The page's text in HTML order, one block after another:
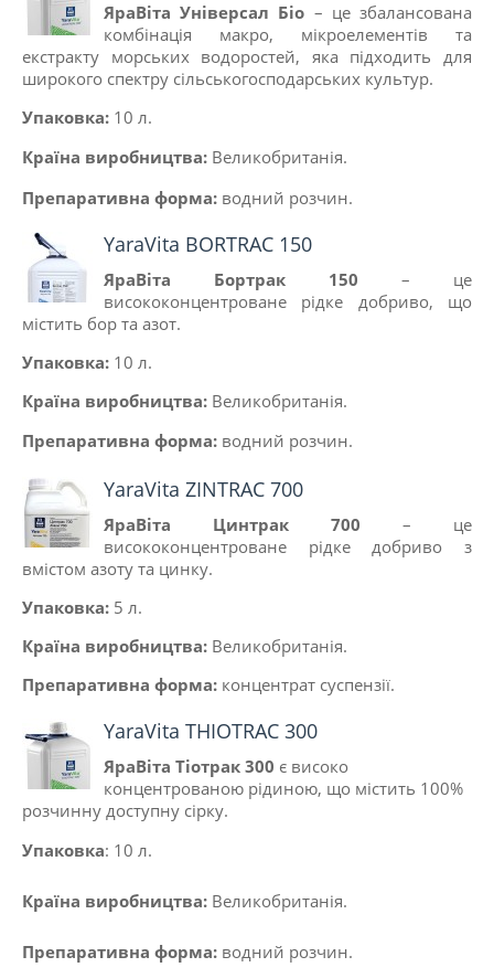
ЯраВіта Універсал Біо – це збалансована
комбінація макро, мікроелементів та
екстракту морських водоростей, яка підходить для
широкого спектру сільськогосподарських культур.
Упаковка: 10 л.
Країна виробництва: Великобританiя.
Препаративна форма: водний розчин.
YaraVita BORTRAC 150
ЯраВіта Бортрак 150 – це
висококонцентроване рідке добриво, що
містить бор та азот.
Упаковка: 10 л.
Країна виробництва: Великобританiя.
Препаративна форма: водний розчин.
YaraVita ZINTRAC 700
ЯраВіта Цинтрак 700 – це
висококонцентроване рідке добриво з
вмістом азоту та цинку.
Упаковка: 5 л.
Країна виробництва: Великобританiя.
Препаративна форма: концентрат суспензії.
YaraVita THIOTRAC 300
ЯраВіта Тіотрак 300 є високо
концентрованою рідиною, що містить 100%
розчинну доступну сірку.
Упаковка: 10 л.
Країна виробництва: Великобританiя.
Препаративна форма: водний розчин.